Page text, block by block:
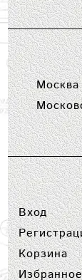
Москва
Вход
Корзина